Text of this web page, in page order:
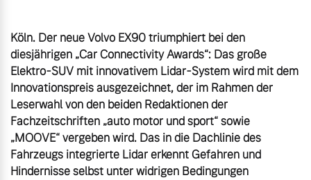
Köln. Der neue Volvo EX90 triumphiert bei den
diesjährigen „Car Connectivity Awards“: Das große
Elektro-SUV mit innovativem Lidar-System wird mit dem
Innovationspreis ausgezeichnet, der im Rahmen der
Leserwahl von den beiden Redaktionen der
Fachzeitschriften „auto motor und sport“ sowie
„MOOVE“ vergeben wird. Das in die Dachlinie des
Fahrzeugs integrierte Lidar erkennt Gefahren und
Hindernisse selbst unter widrigen Bedingungen